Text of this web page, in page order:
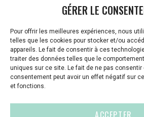
GÉRER LE
Pour offrir les meilleures expériences, nous
telles que les cookies pour stocker et/ou
appareils. Le fait de consentir à ces
traiter des données telles que le
uniques sur ce site. Le fait de ne pas consentir
consentement peut avoir un effet négatif sur
et fonctions.
CELLULE D’ÉCOUTE ET DE SOUTIEN
Vous avez été témoin ou vous êtes
vous êtes référent·es harcèlement
ou d’informations ?
01 87 20 30 90
violences-sexuelles-